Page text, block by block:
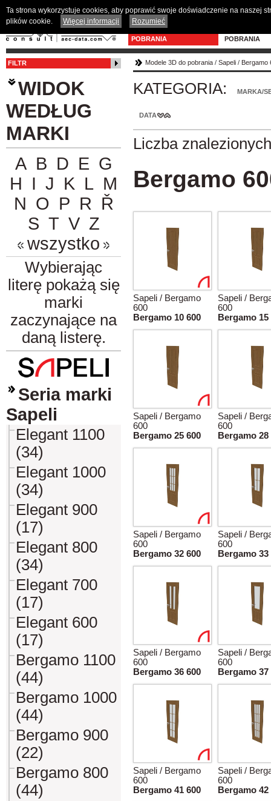
POBRANIA
POBRANIA
FILTR
WIDOK
WEDŁUG
MARKI
A B D E G
H I J K L M
N O P R Ř
S T V Z
wszystko
Wybierając
literę pokażą się
marki
zaczynające na
daną listerę.
Seria marki
Sapeli
Elegant 1100
(34)
Elegant 1000
(34)
Elegant 900
(17)
Elegant 800
(34)
Elegant 700
(17)
Elegant 600
(17)
Bergamo 1100
(44)
Bergamo 1000
(44)
Bergamo 900
(22)
Bergamo 800
(44)
Modele 3D do pobrania / Sapeli / Bergamo
KATEGORIA: MARKA/
DATA
Liczba
Bergamo
Sapeli / Bergamo
600
Bergamo 10 600
Sapeli /
600
Bergamo 15
Sapeli / Bergamo
600
Bergamo 25 600
Sapeli /
600
Bergamo 28
Sapeli / Bergamo
600
Bergamo 32 600
Sapeli /
600
Bergamo 33
Sapeli / Bergamo
600
Bergamo 36 600
Sapeli /
600
Bergamo 37
Sapeli / Bergamo
600
Bergamo 41 600
Sapeli /
600
Bergamo 42
Ta strona wykorzystuje cookies, aby poprawić swoje doświadczenie na naszej
plików cookie.
Więcej informacji Rozumieć